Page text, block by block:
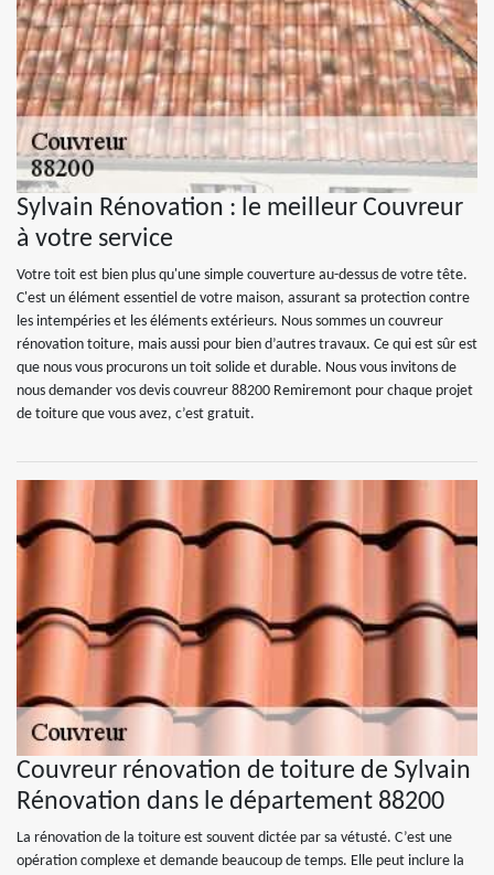
Sylvain Rénovation : le meilleur Couvreur
à votre service
Votre toit est bien plus qu'une simple couverture au-dessus de votre tête.
C'est un élément essentiel de votre maison, assurant sa protection contre
les intempéries et les éléments extérieurs. Nous sommes un couvreur
rénovation toiture, mais aussi pour bien d’autres travaux. Ce qui est sûr est
que nous vous procurons un toit solide et durable. Nous vous invitons de
nous demander vos devis couvreur 88200 Remiremont pour chaque projet
de toiture que vous avez, c’est gratuit.
Couvreur rénovation de toiture de Sylvain
Rénovation dans le département 88200
La rénovation de la toiture est souvent dictée par sa vétusté. C’est une
opération complexe et demande beaucoup de temps. Elle peut inclure la